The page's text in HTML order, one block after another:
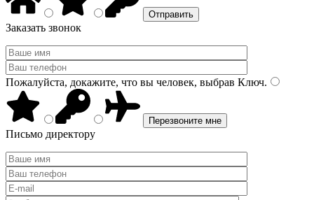
Заказать звонок
Пожалуйста, докажите, что вы человек, выбрав Ключ.
Письмо директору